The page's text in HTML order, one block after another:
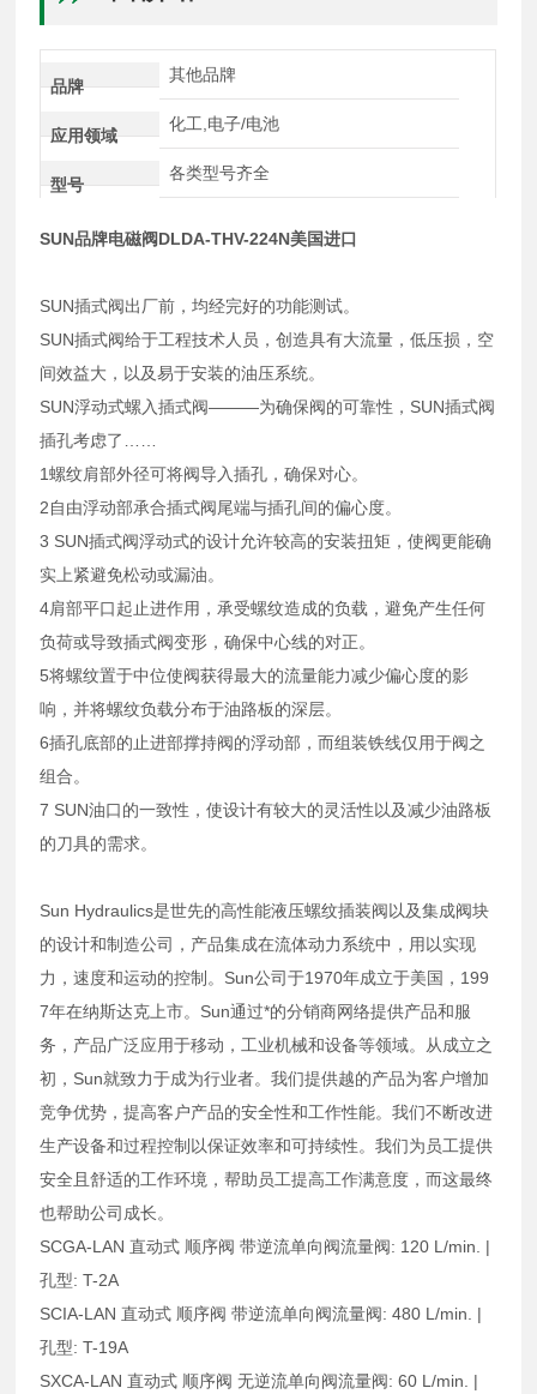
品牌
其他品牌
应用领域
化工,电子/电池
型号
各类型号齐全
SUN品牌电磁阀DLDA-THV-224N美国进口
SUN插式阀出厂前，均经完好的功能测试。
SUN插式阀给于工程技术人员，创造具有大流量，低压损，空
间效益大，以及易于安装的油压系统。
SUN浮动式螺入插式阀———为确保阀的可靠性，SUN插式阀
插孔考虑了……
1螺纹肩部外径可将阀导入插孔，确保对心。
2自由浮动部承合插式阀尾端与插孔间的偏心度。
3 SUN插式阀浮动式的设计允许较高的安装扭矩，使阀更能确
实上紧避免松动或漏油。
4肩部平口起止进作用，承受螺纹造成的负载，避免产生任何
负荷或导致插式阀变形，确保中心线的对正。
5将螺纹置于中位使阀获得最大的流量能力减少偏心度的影
响，并将螺纹负载分布于油路板的深层。
6插孔底部的止进部撑持阀的浮动部，而组装铁线仅用于阀之
组合。
7 SUN油口的一致性，使设计有较大的灵活性以及减少油路板
的刀具的需求。
Sun Hydraulics是世先的高性能液压螺纹插装阀以及集成阀块
的设计和制造公司，产品集成在流体动力系统中，用以实现
力，速度和运动的控制。Sun公司于1970年成立于美国，199
7年在纳斯达克上市。Sun通过*的分销商网络提供产品和服
务，产品广泛应用于移动，工业机械和设备等领域。从成立之
初，Sun就致力于成为行业者。我们提供越的产品为客户增加
竞争优势，提高客户产品的安全性和工作性能。我们不断改进
生产设备和过程控制以保证效率和可持续性。我们为员工提供
安全且舒适的工作环境，帮助员工提高工作满意度，而这最终
也帮助公司成长。
SCGA-LAN 直动式 顺序阀 带逆流单向阀流量阀: 120 L/min. |
孔型: T-2A
SCIA-LAN 直动式 顺序阀 带逆流单向阀流量阀: 480 L/min. |
孔型: T-19A
SXCA-LAN 直动式 顺序阀 无逆流单向阀流量阀: 60 L/min. |